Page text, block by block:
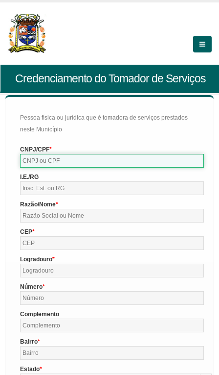
Credenciamento do Tomador de Serviços
Pessoa física ou jurídica que é tomadora de serviços prestados
neste Município
CNPJ/CPF
I.E./RG
Razão/Nome
CEP
Logradouro
Número
Complemento
Bairro
Estado